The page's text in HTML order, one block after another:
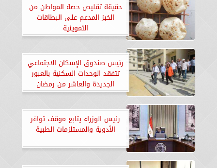
حقيقة تقليص حصة المواطن من
الخبز المدعم على البطاقات
التموينية
رئيس صندوق الإسكان الاجتماعي
تتفقد الوحدات السكنية بالعبور
الجديدة والعاشر من رمضان
رئيس الوزراء يتابع موقف توافر
الأدوية والمستلزمات الطبية